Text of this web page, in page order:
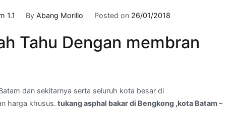
1.1 ByAbang Morillo Posted on 26/01/2018
Tahu Dengan membran
dan sekitarnya serta seluruh kota besar di
harga khusus. tukang asphal bakar di Bengkong ,kota Batam –